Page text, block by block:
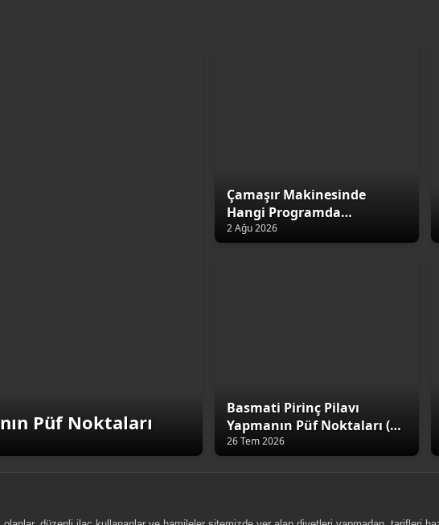
Püf Noktaları
Çamaşır Makinesinde
Hangi Programda
Yıkamalıyız?
2 Ağu 2026
Basmati Pirinç Pilavı
Yapmanın Püf Noktaları (4
Altın Kural)
26 Tem 2026